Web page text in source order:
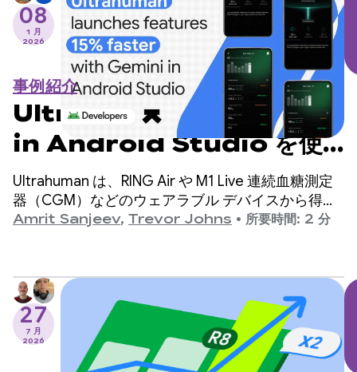
08
1 月
2026
事例紹介
Ultrahuman は Gemini
in Android Studio を使
用して機能を 15% 早くリリ
ース
Ultrahuman は、RING Air や M1 Live 連続血糖測定
器（CGM）などのウェアラブル デバイスから得ら
れた生体認証データに基づいて、ユーザーに毎日の
Amrit Sanjeev, Trevor Johns • 所要時間: 2 分
27
7 月
2026